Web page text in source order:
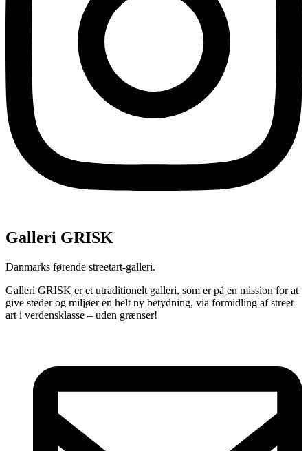
Galleri GRISK
Danmarks førende streetart-galleri.
Galleri GRISK er et utraditionelt galleri, som er på en mission for at
give steder og miljøer en helt ny betydning, via formidling af street
art i verdensklasse – uden grænser!